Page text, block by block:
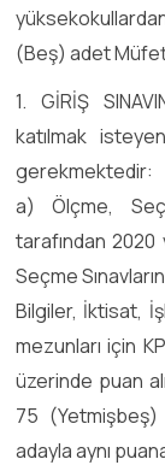
(Beş) adet
1. GİRİŞ
katılmak
gerekmektedir:
a) Ölçme,
tarafından 2020
Seçme
Bilgiler, İktisat,
mezunları için
üzerinde puan
75
adayla aynı